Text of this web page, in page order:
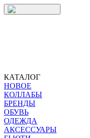
КАТАЛОГ
НОВОЕ
КОЛЛАБЫ
БРЕНДЫ
ОБУВЬ
ОДЕЖДА
АКСЕССУАРЫ